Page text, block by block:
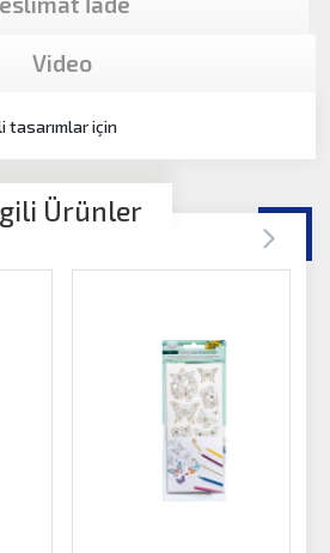
Video
tasarımlar için
Ürünler